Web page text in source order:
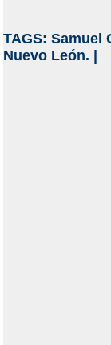
TAGS: Samuel
Nuevo León.